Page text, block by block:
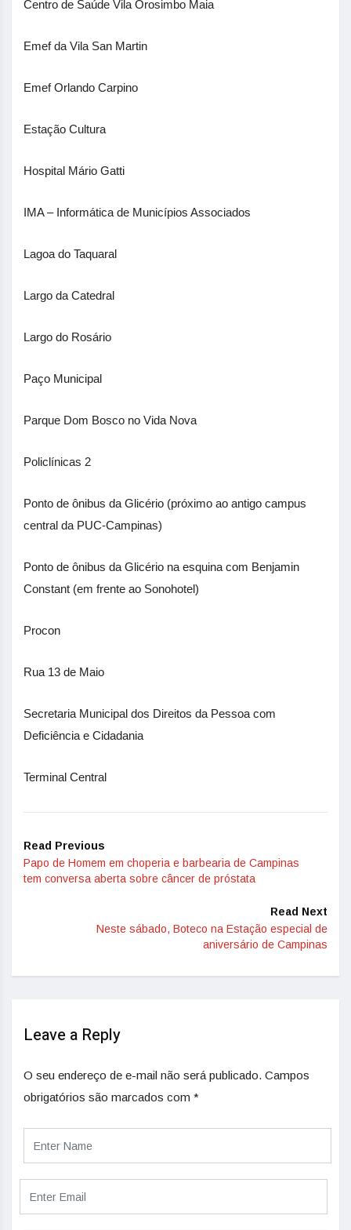
Centro de Saúde Vila Orosimbo Maia
Emef da Vila San Martin
Emef Orlando Carpino
Estação Cultura
Hospital Mário Gatti
IMA – Informática de Municípios Associados
Lagoa do Taquaral
Largo da Catedral
Largo do Rosário
Paço Municipal
Parque Dom Bosco no Vida Nova
Policlínicas 2
Ponto de ônibus da Glicério (próximo ao antigo campus
central da PUC-Campinas)
Ponto de ônibus da Glicério na esquina com Benjamin
Constant (em frente ao Sonohotel)
Procon
Rua 13 de Maio
Secretaria Municipal dos Direitos da Pessoa com
Deficiência e Cidadania
Terminal Central
Read Previous
Papo de Homem em choperia e barbearia de Campinas
tem conversa aberta sobre câncer de próstata
Read Next
Neste sábado, Boteco na Estação especial de
aniversário de Campinas
Leave a Reply
O seu endereço de e-mail não será publicado. Campos
obrigatórios são marcados com *